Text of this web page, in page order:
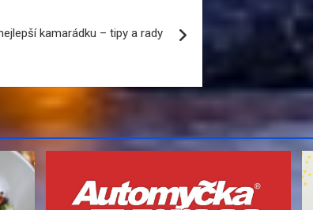
kamarádku – tipy a rady